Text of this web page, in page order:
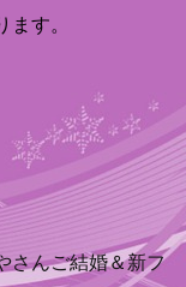
す。
んご結婚＆新フ